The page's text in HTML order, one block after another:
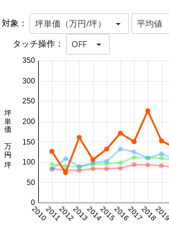
対象： 坪単価（万円/坪） 平均値
タッチ操作： OFF
201020112012201320142015201620172018
0
50
100
150
200
250
300
350
坪単価 万円/坪